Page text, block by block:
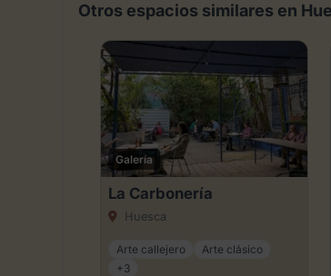
Otros espacios similares en
Galería
La Carbonería
Huesca
Arte callejero
Arte clásico
+3